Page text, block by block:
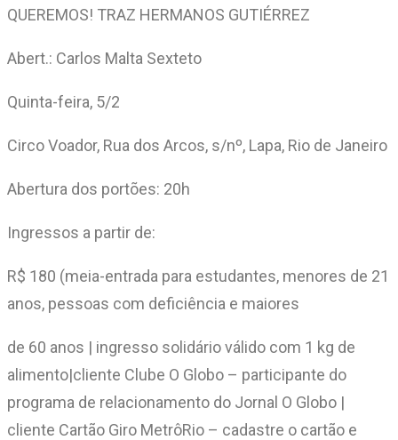
QUEREMOS! TRAZ HERMANOS GUTIÉRREZ
Abert.: Carlos Malta Sexteto
Quinta-feira, 5/2
Circo Voador, Rua dos Arcos, s/nº, Lapa, Rio de Janeiro
Abertura dos portões: 20h
Ingressos a partir de:
R$ 180 (meia-entrada para estudantes, menores de 21
anos, pessoas com deficiência e maiores
de 60 anos | ingresso solidário válido com 1 kg de
alimento|cliente Clube O Globo – participante do
programa de relacionamento do Jornal O Globo |
cliente Cartão Giro MetrôRio – cadastre o cartão e